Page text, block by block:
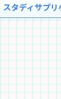
スタディサプ